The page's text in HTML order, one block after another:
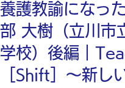
養護教諭になっ
部 大樹（立川市
学校）後編｜
［Shift］〜新し